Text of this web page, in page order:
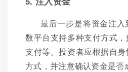
最后一步是将资金注
数平台支持多种支付方式
支付等。投资者应根据自
方式，并注意确认资金是否